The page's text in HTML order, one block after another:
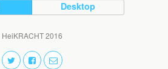
Desktop
HeiKRACHT 2016